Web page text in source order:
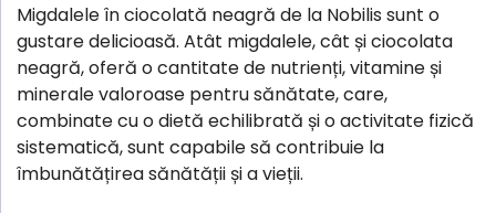
Migdalele în ciocolată neagră de la Nobilis sunt o
gustare delicioasă. Atât migdalele, cât și ciocolata
neagră, oferă o cantitate de nutrienți, vitamine și
minerale valoroase pentru sănătate, care,
combinate cu o dietă echilibrată și o activitate fizică
sistematică, sunt capabile să contribuie la
îmbunătățirea sănătății și a vieții.